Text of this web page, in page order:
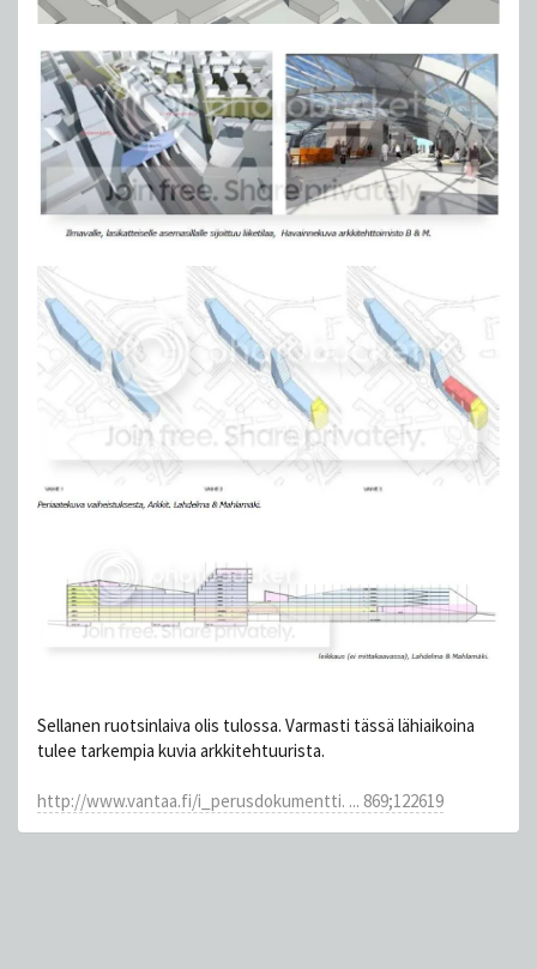
Sellanen ruotsinlaiva olis tulossa. Varmasti tässä lähiaikoina
tulee tarkempia kuvia arkkitehtuurista.
http://www.vantaa.fi/i_perusdokumentti. ... 869;122619